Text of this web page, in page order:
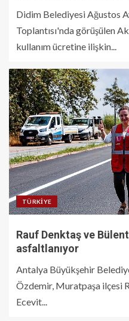
Didim Belediyesi Ağustos
Toplantısı'nda görüşülen
kullanım ücretine ilişkin...
TÜRKIYE
Rauf Denktaş ve
asfaltlanıyor
Antalya Büyükşehir
Özdemir, Muratpaşa ilçesi
Ecevit...